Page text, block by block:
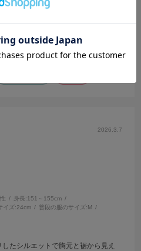
ていて、ドンピシャなものに出会
2026.3.7
身長:151～155cm
イズ:24cm 普段の服のサイズ:M
たシルエットで胸元と裾から見え